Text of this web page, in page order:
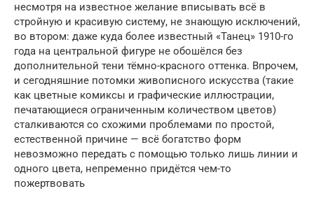
несмотря на известное желание вписывать всё в
стройную и красивую систему, не знающую исключений,
во втором: даже куда более известный «Танец» 1910-го
года на центральной фигуре не обошёлся без
дополнительной тени тёмно-красного оттенка. Впрочем,
и сегодняшние потомки живописного искусства (такие
как цветные комиксы и графические иллюстрации,
печатающиеся ограниченным количеством цветов)
сталкиваются со схожими проблемами по простой,
естественной причине — всё богатство форм
невозможно передать с помощью только лишь линии и
одного цвета, непременно придётся чем-то
пожертвовать